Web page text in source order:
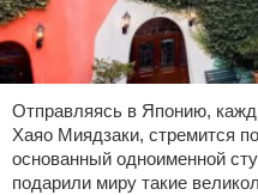
Отправляясь в Японию,
Хаяо Миядзаки, стремится
основанный одноименной
подарили миру такие